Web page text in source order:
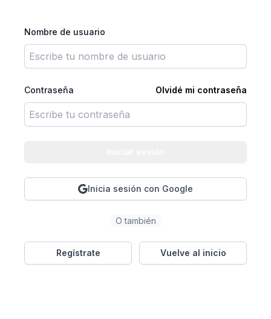
Nombre de usuario
Contraseña Olvidé mi contraseña
Inicia sesión con Google
O también
Regístrate Vuelve al inicio